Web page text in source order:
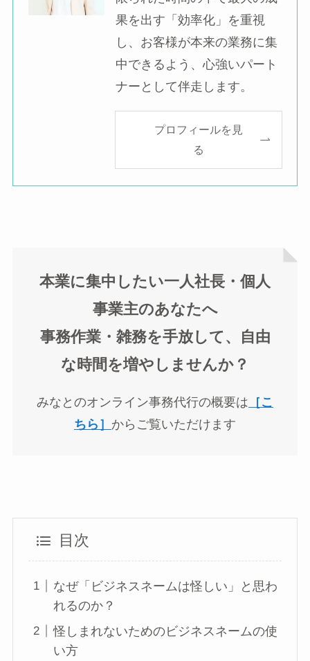
果を出す「効率化」を重視
し、お客様が本来の業務に集
中できるよう、心強いパート
ナーとして伴走します。
プロフィールを見
る
本業に集中したい一人社長・個人
事業主のあなたへ
事務作業・雑務を手放して、自由
な時間を増やしませんか？
みなとのオンライン事務代行の概要は ［こ
ちら］ からご覧いただけます
目次
なぜ「ビジネスネームは怪しい」と思わ
れるのか？
怪しまれないためのビジネスネームの使
い方